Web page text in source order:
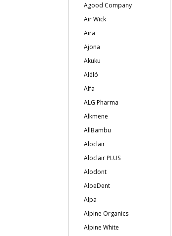
Agood Company
Air Wick
Aira
Ajona
Akuku
Aléló
Alfa
ALG Pharma
Alkmene
AllBambu
Aloclair
Aloclair PLUS
Alodont
AloeDent
Alpa
Alpine Organics
Alpine White